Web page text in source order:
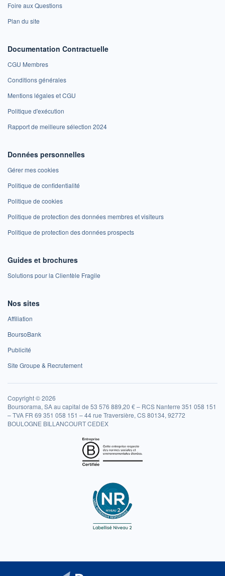
Foire aux Questions
Plan du site
Documentation Contractuelle
CGU Membres
Conditions générales
Mentions légales et CGU
Politique d'exécution
Rapport de meilleure sélection 2024
Données personnelles
Gérer mes cookies
Politique de confidentialité
Politique de cookies
Politique de protection des données membres et visiteurs
Politique de protection des données prospects
Guides et brochures
Solutions pour la Clientèle Fragile
Nos sites
Affiliation
BoursoBank
Publicité
Site Groupe & Recrutement
Copyright © 2026
Boursorama, SA au capital de 53 576 889,20 € – RCS Nanterre 351 058 151
– TVA FR 69 351 058 151 – 44 rue Traversière, CS 80134, 92772
BOULOGNE BILLANCOURT CEDEX